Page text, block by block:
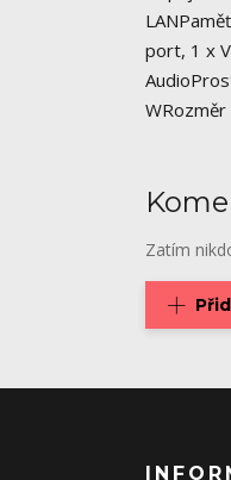
port, 1 x
Zatím